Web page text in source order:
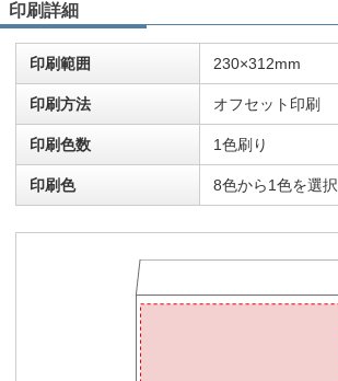
印刷詳細
印刷範囲 230×312mm
印刷方法 オフセット印刷
印刷色数 1色刷り
印刷色 8色から1色を選択